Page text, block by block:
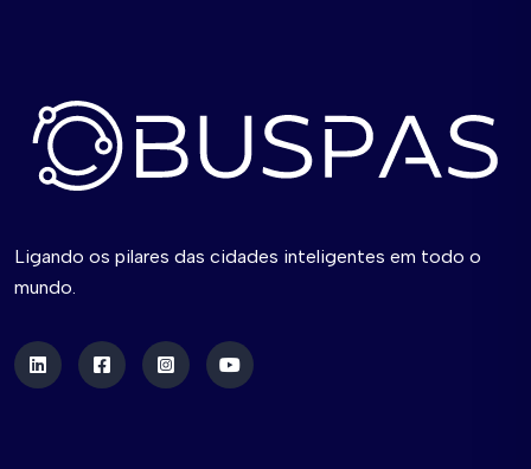
Ligando os pilares das cidades inteligentes em todo o
mundo.